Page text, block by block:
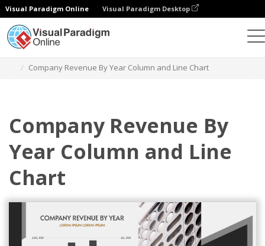
Visual Paradigm Online Visual Paradigm Desktop
Company Revenue By Year Column and Line Chart
Company Revenue By
Year Column and Line
Chart